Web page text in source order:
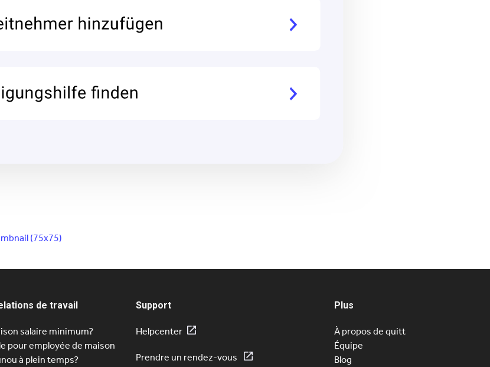
(75x75)
de travail
salaire minimum?
pour employée de maison
à plein temps?
Support
Helpcenter
Prendre un rendez-vous
Plus
À propos de quitt
Équipe
Blog